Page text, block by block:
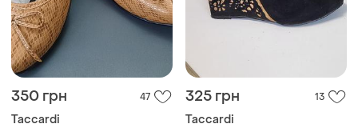
350 грн 47
Taccardi
325 грн 13
Taccardi